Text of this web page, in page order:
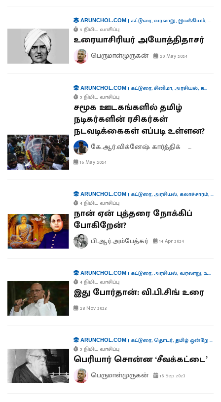
ARUNCHOL.COM| கட்டுரை, வரலாறு, இலக்கியம்,
5 நிமிட வாசிப்பு
உரையாசிரியர் அயோத்திதாசர்
பெருமாள்முருகன் 20 May 2024
ARUNCHOL.COM| கட்டுரை,சினிமா,அரசியல், கலாச்சாரம்
5 நிமிட வாசிப்பு
சமூக ஊடகங்களில் தமிழ்
நடிகர்களின் ரசிகர்கள்
நடவடிக்கைகள் எப்படி உள்ளன?
கே.ஆர்.விக்னேஷ் கார்த்திக் யு.அஜய்
16 May 2024
ARUNCHOL.COM| கட்டுரை,அரசியல், கலாச்சாரம்,
4 நிமிட வாசிப்பு
நான் ஏன் புத்தரை நோக்கிப்
போகிறேன்?
பி.ஆர்.அம்பேத்கர் 14 Apr 2024
ARUNCHOL.COM| கட்டுரை,அரசியல், வரலாறு, உரைகள்
4 நிமிட வாசிப்பு
இது போர்தான்: வி.பி.சிங் உரை
28 Nov 2023
ARUNCHOL.COM| கட்டுரை,தொடர்,தமிழ் ஒன்றே போதும்
5 நிமிட வாசிப்பு
பெரியார் சொன்ன ‘சீவக்கட்டை’
பெருமாள்முருகன் 16 Sep 2023